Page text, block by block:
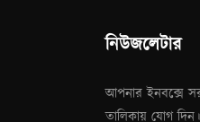
নিউজলেটার
আপনার ইনবক্সে
তালিকায় যোগ দিন।